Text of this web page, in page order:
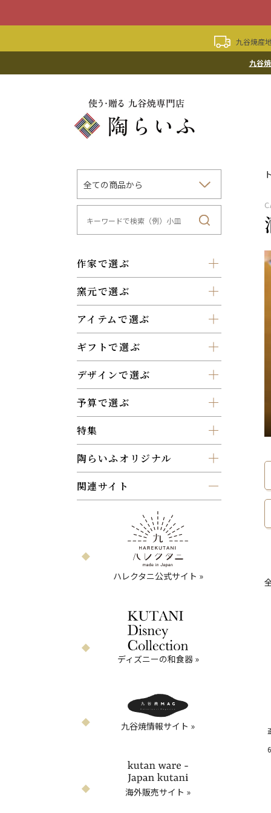
九谷焼産
九谷
作家で選ぶ
窯元で選ぶ
アイテムで選ぶ
ギフトで選ぶ
デザインで選ぶ
予算で選ぶ
特集
陶らいふオリジナル
関連サイト
ハレクタニ公式サイト »
ディズニーの和食器 »
九谷焼情報サイト »
海外販売サイト »